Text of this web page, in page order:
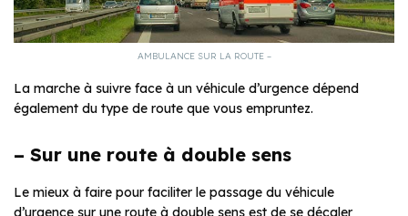
AMBULANCE SUR LA ROUTE –
La marche à suivre face à un véhicule d’urgence dépend
également du type de route que vous empruntez.
– Sur une route à double sens
Le mieux à faire pour faciliter le passage du véhicule